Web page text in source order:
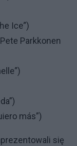
Ice”)
Parkkonen
más”)
się